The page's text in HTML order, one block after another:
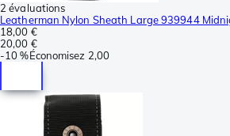
2 évaluations
Leatherman Nylon Sheath Large 939944
18,00 €
20,00 €
-10 %Économisez 2,00